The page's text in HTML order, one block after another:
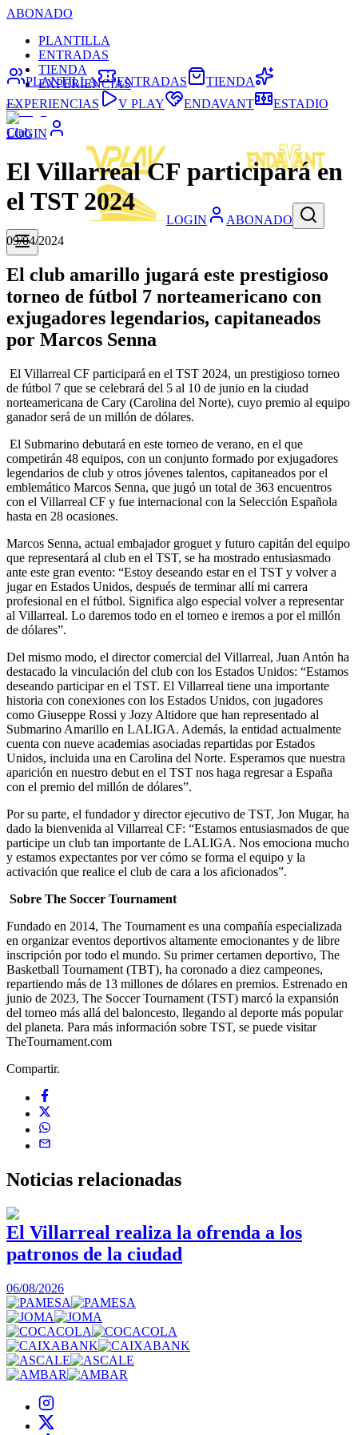
ABONADO
PLANTILLA
ENTRADAS
TIENDA
EXPERIENCIAS
LOGIN
LOGIN ABONADO
PLANTILLA ENTRADAS
TIENDA
EXPERIENCIAS
V PLAY ENDAVANT ESTADIO
Club
El Villarreal CF participará en
el TST 2024
09/04/2024
El club amarillo jugará este prestigioso
torneo de fútbol 7 norteamericano con
exjugadores legendarios, capitaneados
por Marcos Senna
El Villarreal CF participará en el TST 2024, un prestigioso torneo
de fútbol 7 que se celebrará del 5 al 10 de junio en la ciudad
norteamericana de Cary (Carolina del Norte), cuyo premio al equipo
ganador será de un millón de dólares.
El Submarino debutará en este torneo de verano, en el que
competirán 48 equipos, con un conjunto formado por exjugadores
legendarios de club y otros jóvenes talentos, capitaneados por el
emblemático Marcos Senna, que jugó un total de 363 encuentros
con el Villarreal CF y fue internacional con la Selección Española
hasta en 28 ocasiones.
Marcos Senna, actual embajador groguet y futuro capitán del equipo
que representará al club en el TST, se ha mostrado entusiasmado
ante este gran evento: “Estoy deseando estar en el TST y volver a
jugar en Estados Unidos, después de terminar allí mi carrera
profesional en el fútbol. Significa algo especial volver a representar
al Villarreal. Lo daremos todo en el torneo e iremos a por el millón
de dólares”.
Del mismo modo, el director comercial del Villarreal, Juan Antón ha
destacado la vinculación del club con los Estados Unidos: “Estamos
deseando participar en el TST. El Villarreal tiene una importante
historia con conexiones con los Estados Unidos, con jugadores
como Giuseppe Rossi y Jozy Altidore que han representado al
Submarino Amarillo en LALIGA. Además, la entidad actualmente
cuenta con nueve academias asociadas repartidas por Estados
Unidos, incluida una en Carolina del Norte. Esperamos que nuestra
aparición en nuestro debut en el TST nos haga regresar a España
con el premio del millón de dólares”.
Por su parte, el fundador y director ejecutivo de TST, Jon Mugar, ha
dado la bienvenida al Villarreal CF: “Estamos entusiasmados de que
participe un club tan importante de LALIGA. Nos emociona mucho
y estamos expectantes por ver cómo se forma el equipo y la
activación que realice el club de cara a los aficionados”.
Sobre The Soccer Tournament
Fundado en 2014, The Tournament es una compañía especializada
en organizar eventos deportivos altamente emocionantes y de libre
inscripción por todo el mundo. Su primer certamen deportivo, The
Basketball Tournament (TBT), ha coronado a diez campeones,
repartiendo más de 13 millones de dólares en premios. Estrenado en
junio de 2023, The Soccer Tournament (TST) marcó la expansión
del torneo más allá del baloncesto, llegando al deporte más popular
del planeta. Para más información sobre TST, se puede visitar
TheTournament.com
Compartir.
Noticias relacionadas
El Villarreal realiza la ofrenda a los
patronos de la ciudad
06/08/2026